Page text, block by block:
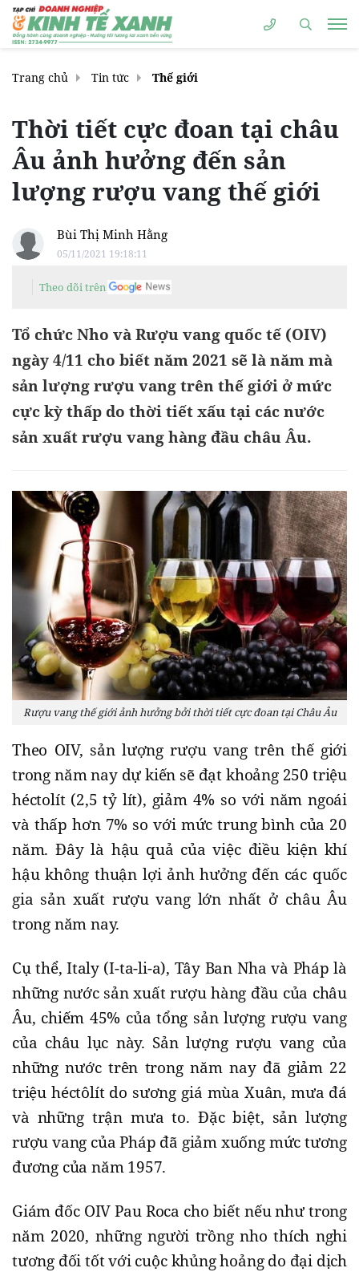
Trang chủ Tin tức Thế giới
Thời tiết cực đoan tại châu
Âu ảnh hưởng đến sản
lượng rượu vang thế giới
Bùi Thị Minh Hằng
05/11/2021 19:18:11
Theo dõi trên
Tổ chức Nho và Rượu vang quốc tế (OIV)
ngày 4/11 cho biết năm 2021 sẽ là năm mà
sản lượng rượu vang trên thế giới ở mức
cực kỳ thấp do thời tiết xấu tại các nước
sản xuất rượu vang hàng đầu châu Âu.
Rượu vang thế giới ảnh hưởng bởi thời tiết cực đoan tại Châu Âu
Theo OIV, sản lượng rượu vang trên thế giới
trong năm nay dự kiến sẽ đạt khoảng 250 triệu
héctolít (2,5 tỷ lít), giảm 4% so với năm ngoái
và thấp hơn 7% so với mức trung bình của 20
năm. Đây là hậu quả của việc điều kiện khí
hậu không thuận lợi ảnh hưởng đến các quốc
gia sản xuất rượu vang lớn nhất ở châu Âu
trong năm nay.
Cụ thể, Italy (I-ta-li-a), Tây Ban Nha và Pháp là
những nước sản xuất rượu hàng đầu của châu
Âu, chiếm 45% của tổng sản lượng rượu vang
của châu lục này. Sản lượng rượu vang của
những nước trên trong năm nay đã giảm 22
triệu héctôlít do sương giá mùa Xuân, mưa đá
và những trận mưa to. Đặc biệt, sản lượng
rượu vang của Pháp đã giảm xuống mức tương
đương của năm 1957.
Giám đốc OIV Pau Roca cho biết nếu như trong
năm 2020, những người trồng nho thích nghi
tương đối tốt với cuộc khủng hoảng do đại dịch